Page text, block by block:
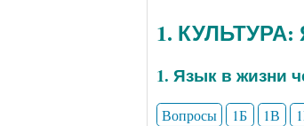
1.
1. Язык в жизни
Вопросы 1Б 1В